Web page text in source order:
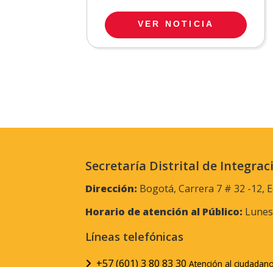
VER NOTICIA
Secretaría Distrital de
Dirección: Bogotá, Carrera 7 # 32 -12,
Horario de atención al Público:
Líneas telefónicas
+57 (601) 3 80 83 30 Atención al